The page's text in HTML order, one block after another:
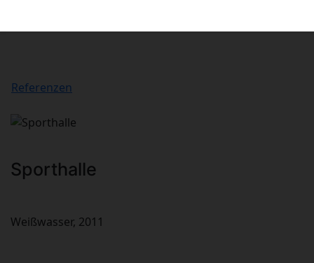
Referenzen
Sporthalle
Weißwasser, 2011